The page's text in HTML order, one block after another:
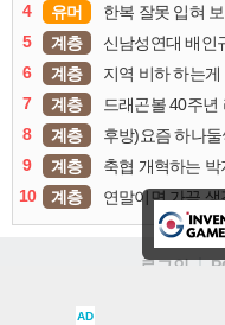
4
유머 한복 잘못 입혀
5
계층 신남성연대 배인
6
계층 지역 비하 하는게
7
계층 드래곤볼 40주년
8
계층 후방)요즘 하나
9
계층 축협 개혁하는 박
10
계층 연말이면 가끔 생
로그인
AD